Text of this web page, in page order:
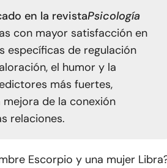
en la revistaPsicología
con mayor satisfacción en
específicas de regulación
el humor y la
más fuertes,
de la conexión
relaciones.
Escorpio y una mujer